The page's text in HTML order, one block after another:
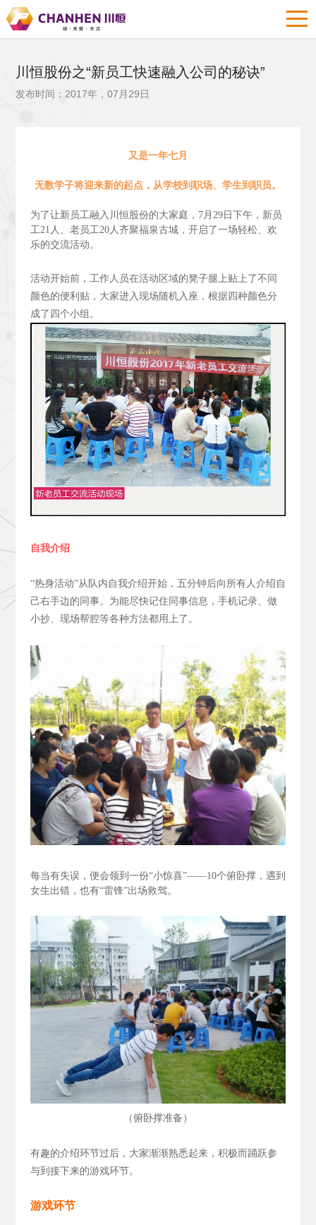
川恒股份之“新员工快速融入公司的秘诀”
发布时间：2017年，07月29日
又是一年七月
无数学子将迎来新的起点，从学校到职场、学生到职员。
为了让新员工融入川恒股份的大家庭，7月29日下午，新员
工21人、老员工20人齐聚福泉古城，开启了一场轻松、欢
乐的交流活动。
活动开始前，工作人员在活动区域的凳子腿上贴上了不同
颜色的便利贴，大家进入现场随机入座，根据四种颜色分
成了四个小组。
自我介绍
“热身活动”从队内自我介绍开始，五分钟后向所有人介绍自
己右手边的同事。为能尽快记住同事信息，手机记录、做
小抄、现场帮腔等各种方法都用上了。
每当有失误，便会领到一份“小惊喜”——10个俯卧撑，遇到
女生出错，也有“雷锋”出场救驾。
（俯卧撑准备 ）
有趣的介绍环节过后，大家渐渐熟悉起来，积极而踊跃参
与到接下来的游戏环节。
游戏环节